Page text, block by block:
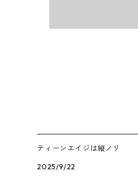
ティーンエイジは縦ノリ
2025/9/22